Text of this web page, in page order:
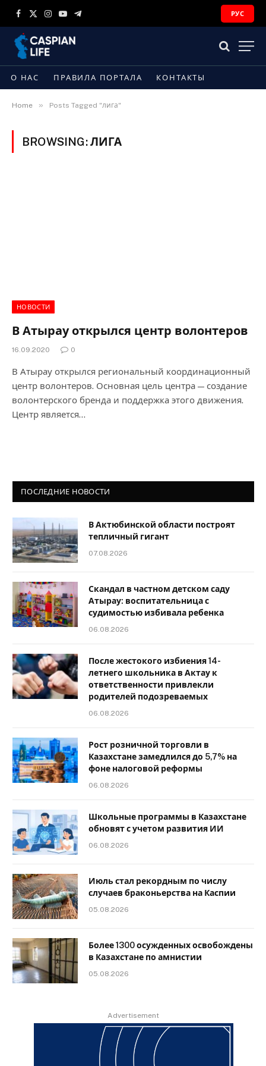
Facebook
X
Instagram
YouTubeTelegram
РУС
О НАС ПРАВИЛА ПОРТАЛА КОНТАКТЫ
Home » Posts Tagged "лига"
BROWSING:ЛИГА
НОВОСТИ
В Атырау открылся центр волонтеров
16.09.2020 0
В Атырау открылся региональный координационный
центр волонтеров. Основная цель центра — создание
волонтерского бренда и поддержка этого движения.
Центр является…
ПОСЛЕДНИЕ НОВОСТИ
В Актюбинской области построят
тепличный гигант
07.08.2026
Скандал в частном детском саду
Атырау: воспитательница с
судимостью избивала ребенка
06.08.2026
После жестокого избиения 14-
летнего школьника в Актау к
ответственности привлекли
родителей подозреваемых
06.08.2026
Рост розничной торговли в
Казахстане замедлился до 5,7% на
фоне налоговой реформы
06.08.2026
Школьные программы в Казахстане
обновят с учетом развития ИИ
06.08.2026
Июль стал рекордным по числу
случаев браконьерства на Каспии
05.08.2026
Более 1300 осужденных освобождены
в Казахстане по амнистии
05.08.2026
Advertisement